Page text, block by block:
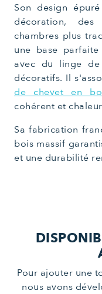
Son design
décoration, des
chambres plus
une base
avec du linge
décoratifs. Il
de chevet en
cohérent et
Sa fabrication
bois massif
et une durabilité
Pour ajouter une
nous avons